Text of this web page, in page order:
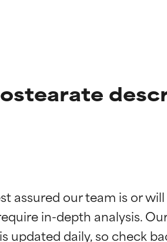
assured our team is or
in-depth analysis.
con beneficios reales para la
con beneficios reales para la